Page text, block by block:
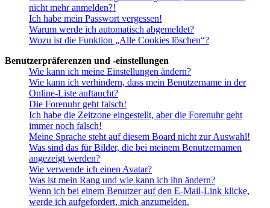
nicht mehr anmelden?!
Ich habe mein Passwort vergessen!
Warum werde ich automatisch abgemeldet?
Wozu ist die Funktion „Alle Cookies löschen“?
Benutzerpräferenzen und -einstellungen
Wie kann ich meine Einstellungen ändern?
Wie kann ich verhindern, dass mein Benutzername in der
Online-Liste auftaucht?
Die Forenuhr geht falsch!
Ich habe die Zeitzone eingestellt, aber die Forenuhr geht
immer noch falsch!
Meine Sprache steht auf diesem Board nicht zur Auswahl!
Was sind das für Bilder, die bei meinem Benutzernamen
angezeigt werden?
Wie verwende ich einen Avatar?
Was ist mein Rang und wie kann ich ihn ändern?
Wenn ich bei einem Benutzer auf den E-Mail-Link klicke,
werde ich aufgefordert, mich anzumelden.